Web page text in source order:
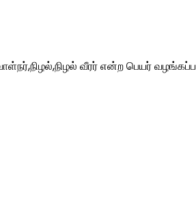
வீரர் என்ற பெயர்